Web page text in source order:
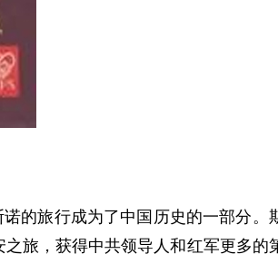
的旅行成为了中国历史的一部分。
旅，获得中共领导人和红军更多的